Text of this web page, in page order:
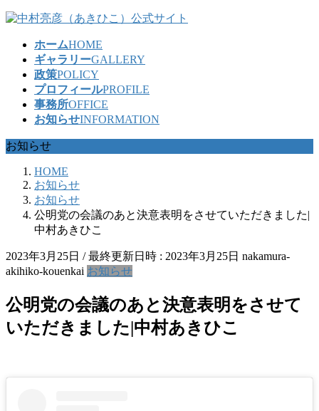
コ
ッ
プ
ナ
移
動
ホームHOME
ギャラリーGALLERY
政策POLICY
プロフィールPROFILE
事務所OFFICE
お知らせINFORMATION
お知らせ
HOME
お知らせ
お知らせ
公明党の会議のあと決意表明をさせていただきました|
中村あきひこ
2023年3月25日 / 最終更新日時 : 2023年3月25日 nakamura-
akihiko-kouenkai お知らせ
公明党の会議のあと決意表明をさせて
いただきました|中村あきひこ